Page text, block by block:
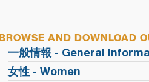
BROWSE AND DOWNLOAD
一般情報 - General
女性 - Women